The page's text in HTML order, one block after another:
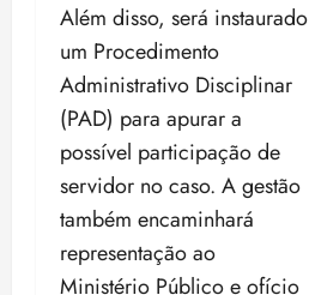
Além disso, será instaurado
um Procedimento
Administrativo Disciplinar
(PAD) para apurar a
possível participação de
servidor no caso. A gestão
também encaminhará
representação ao
Ministério Público e ofício